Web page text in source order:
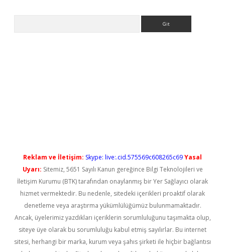
Reklam ve İletişim: Skype: live:.cid.575569c608265c69Yasal
Uyarı: Sitemiz, 5651 Sayılı Kanun gereğince Bilgi Teknolojileri ve
İletişim Kurumu (BTK) tarafından onaylanmış bir Yer Sağlayıcı olarak
hizmet vermektedir. Bu nedenle, sitedeki içerikleri proaktif olarak
denetleme veya araştırma yükümlülüğümüz bulunmamaktadır.
Ancak, üyelerimiz yazdıkları içeriklerin sorumluluğunu taşımakta olup,
siteye üye olarak bu sorumluluğu kabul etmiş sayılırlar. Bu internet
sitesi, herhangi bir marka, kurum veya şahıs şirketi ile hiçbir bağlantısı